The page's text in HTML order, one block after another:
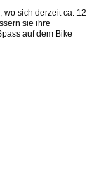
wo sich derzeit ca. 12
sie ihre
auf dem Bike